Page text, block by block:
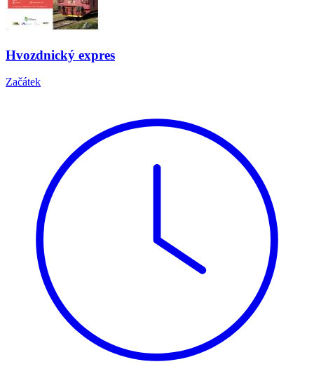
Hvozdnický expres
Začátek